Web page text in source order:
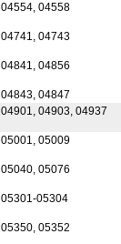
04554, 04558
04741, 04743
04841, 04856
04843, 04847
04901, 04903, 04937
05001, 05009
05040, 05076
05301-05304
05350, 05352